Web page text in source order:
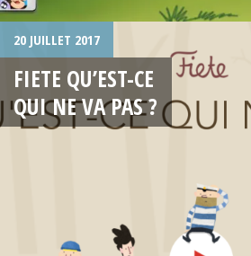
20 JUILLET 2017
FIETE QU’EST-CE
QUI NE VA PAS ?